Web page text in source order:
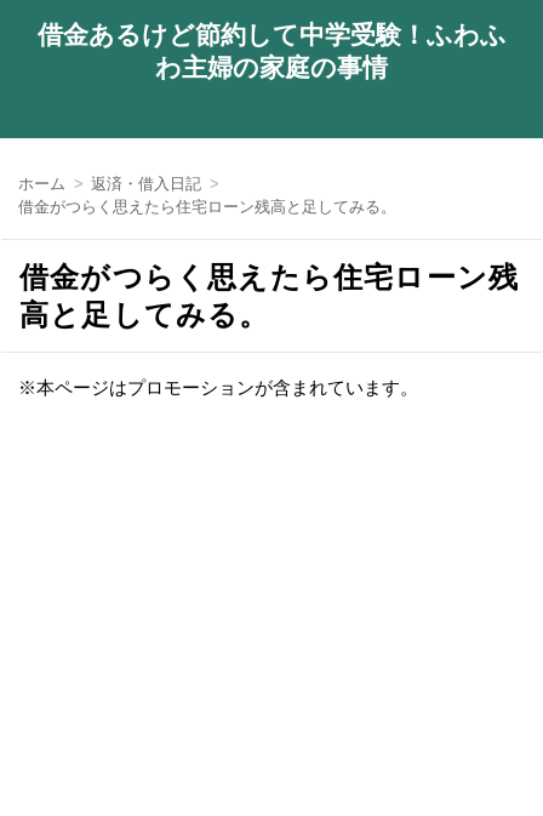
借金あるけど節約して中学受験！ふわふ
わ主婦の家庭の事情
ホーム
返済・借入日記
借金がつらく思えたら住宅ローン残高と足してみる。
借金がつらく思えたら住宅ローン残
高と足してみる。
※本ページはプロモーションが含まれています。